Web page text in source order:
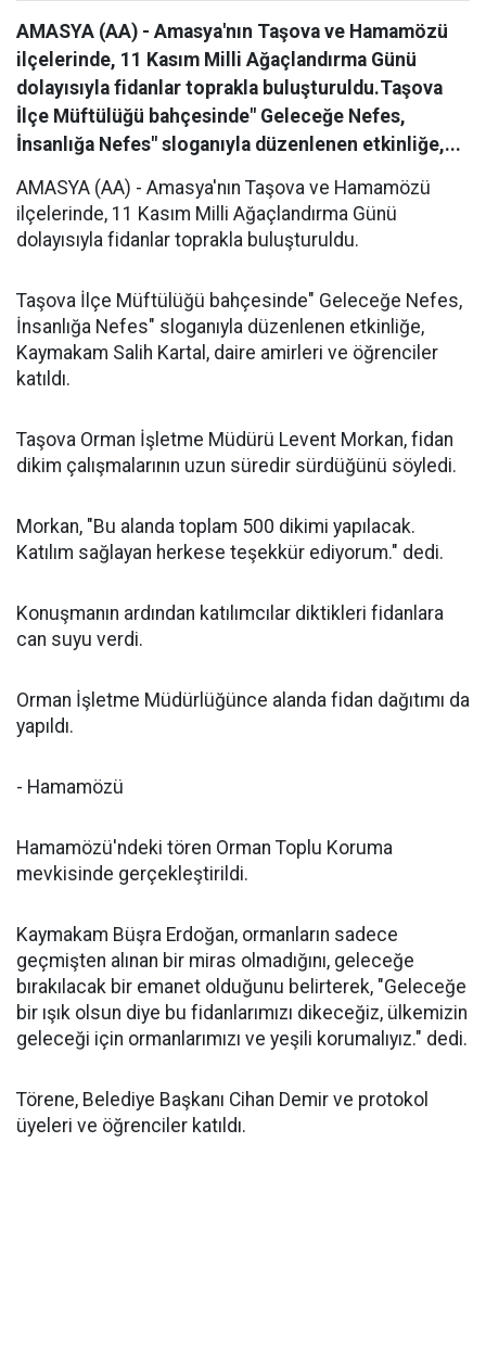
AMASYA (AA) - Amasya'nın Taşova ve Hamamözü
ilçelerinde, 11 Kasım Milli Ağaçlandırma Günü
dolayısıyla fidanlar toprakla buluşturuldu.Taşova
İlçe Müftülüğü bahçesinde" Geleceğe Nefes,
İnsanlığa Nefes" sloganıyla düzenlenen etkinliğe,...
AMASYA (AA) - Amasya'nın Taşova ve Hamamözü
ilçelerinde, 11 Kasım Milli Ağaçlandırma Günü
dolayısıyla fidanlar toprakla buluşturuldu.
Taşova İlçe Müftülüğü bahçesinde" Geleceğe Nefes,
İnsanlığa Nefes" sloganıyla düzenlenen etkinliğe,
Kaymakam Salih Kartal, daire amirleri ve öğrenciler
katıldı.
Taşova Orman İşletme Müdürü Levent Morkan, fidan
dikim çalışmalarının uzun süredir sürdüğünü söyledi.
Morkan, "Bu alanda toplam 500 dikimi yapılacak.
Katılım sağlayan herkese teşekkür ediyorum." dedi.
Konuşmanın ardından katılımcılar diktikleri fidanlara
can suyu verdi.
Orman İşletme Müdürlüğünce alanda fidan dağıtımı da
yapıldı.
- Hamamözü
Hamamözü'ndeki tören Orman Toplu Koruma
mevkisinde gerçekleştirildi.
Kaymakam Büşra Erdoğan, ormanların sadece
geçmişten alınan bir miras olmadığını, geleceğe
bırakılacak bir emanet olduğunu belirterek, "Geleceğe
bir ışık olsun diye bu fidanlarımızı dikeceğiz, ülkemizin
geleceği için ormanlarımızı ve yeşili korumalıyız." dedi.
Törene, Belediye Başkanı Cihan Demir ve protokol
üyeleri ve öğrenciler katıldı.